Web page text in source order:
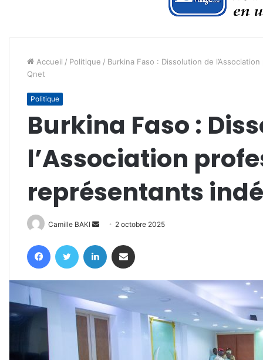
Accueil / Politique / Burkina Faso : Dissolution de
Qnet
Politique
Burkina Faso :
l’Association
représentants
Camille BAKI
Envoyer
courriel
2 octobre 2025
FacebookTwitter Linkedin